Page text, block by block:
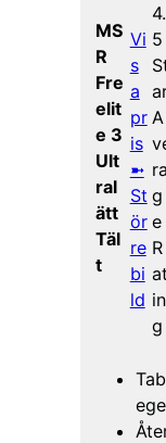
MS
R
Fre
elit
e 3
Ult
ral
ätt
Täl
t
Vi
s
a
pr
is
➼
St
ör
re
bi
ld
4.
5
A
ra
g
e
R
at
in
g